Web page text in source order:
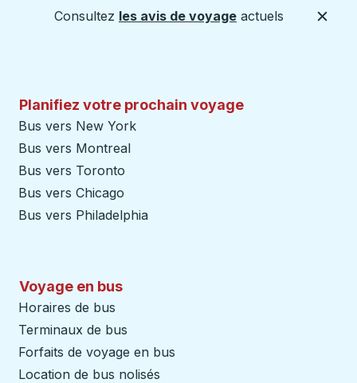
Consultez les avis de voyage actuels
Planifiez votre prochain voyage
Bus vers New York
Bus vers Montreal
Bus vers Toronto
Bus vers Chicago
Bus vers Philadelphia
Voyage en bus
Horaires de bus
Terminaux de bus
Forfaits de voyage en bus
Location de bus nolisés